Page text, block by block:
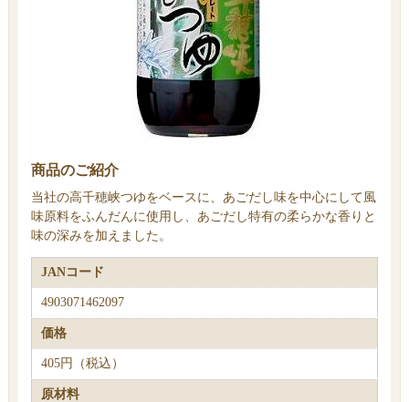
商品のご紹介
当社の高千穂峡つゆをベースに、あごだし味を中心にして風
味原料をふんだんに使用し、あごだし特有の柔らかな香りと
味の深みを加えました。
JANコード
4903071462097
価格
405円（税込）
原材料